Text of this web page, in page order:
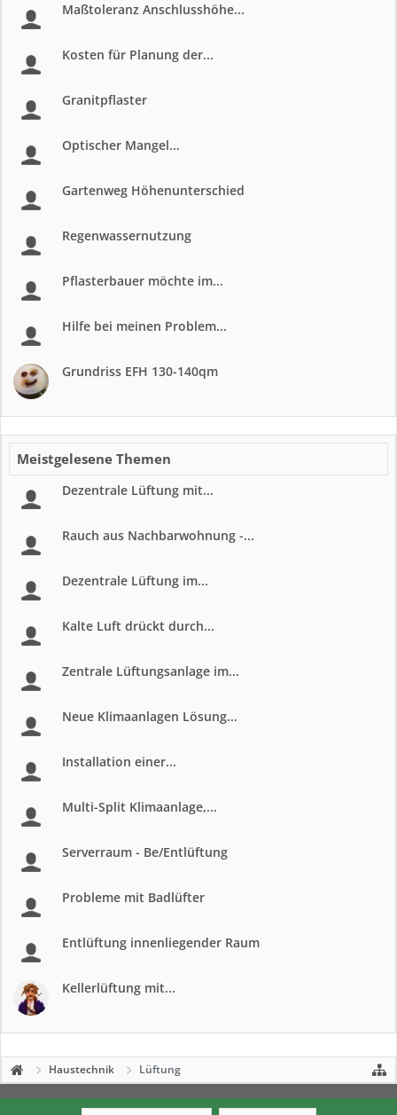
Maßtoleranz Anschlusshöhe...
Kosten für Planung der...
Granitpflaster
Optischer Mangel...
Gartenweg Höhenunterschied
Regenwassernutzung
Pflasterbauer möchte im...
Hilfe bei meinen Problem...
Grundriss EFH 130-140qm
Meistgelesene Themen
Dezentrale Lüftung mit...
Rauch aus Nachbarwohnung -...
Dezentrale Lüftung im...
Kalte Luft drückt durch...
Zentrale Lüftungsanlage im...
Neue Klimaanlagen Lösung...
Installation einer...
Multi-Split Klimaanlage,...
Serverraum - Be/Entlüftung
Probleme mit Badlüfter
Entlüftung innenliegender Raum
Kellerlüftung mit...
Haustechnik Lüftung